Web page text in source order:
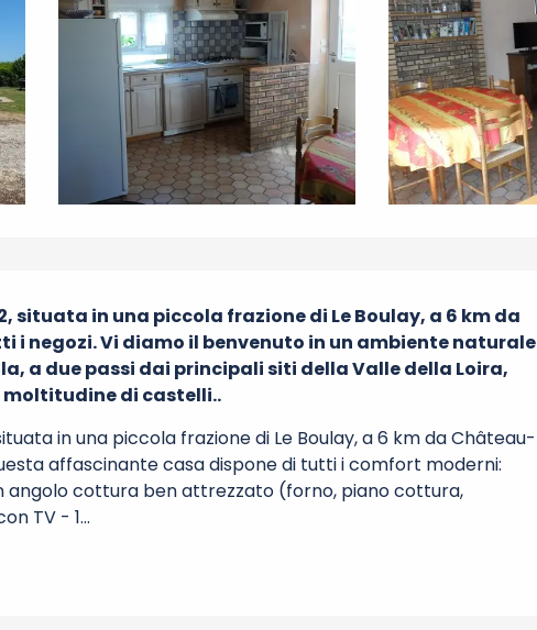
situata in una piccola frazione di Le Boulay, a 6 km da
i negozi. Vi diamo il benvenuto in un ambiente naturale
a due passi dai principali siti della Valle della Loira,
di castelli..
in una piccola frazione di Le Boulay, a 6 km da Château-
affascinante casa dispone di tutti i comfort moderni:
angolo cottura ben attrezzato (forno, piano cottura,
TV - 1...